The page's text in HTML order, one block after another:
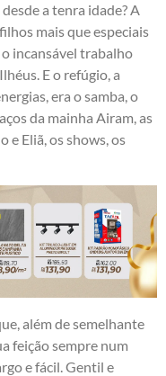
a tenra idade? A
mais que especiais
incansável trabalho
E o refúgio, a
era o samba, o
da mainha Airam, as
e Eliã, os shows, os
além de semelhante
feição sempre num
e fácil. Gentil e